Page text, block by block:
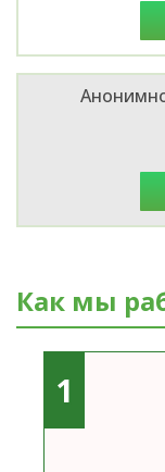
Как мы
1